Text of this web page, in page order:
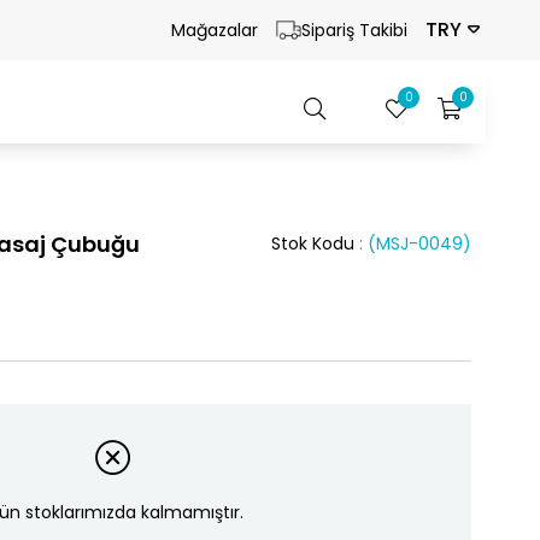
Mağazalar Sipariş Takibi TRY
0
0
Çubuğu (MSJ-0049)
Stok Kodu
stoklarımızda kalmamıştır.